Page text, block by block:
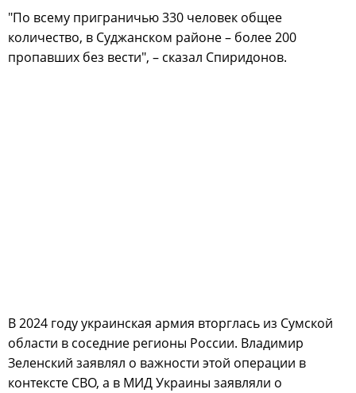
"По всему приграничью 330 человек общее
количество, в Суджанском районе – более 200
пропавших без вести", – сказал Спиридонов.
В 2024 году украинская армия вторглась из Сумской
области в соседние регионы России. Владимир
Зеленский заявлял о важности этой операции в
контексте СВО, а в МИД Украины заявляли о